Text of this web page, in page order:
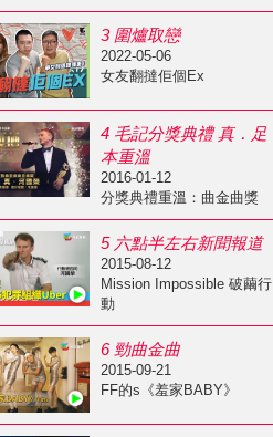
3 圍爐取戀
2022-05-06
女友翻撻佢個Ex
4 毛記分獎典禮 真．足
本重溫
2016-01-12
分獎典禮重溫：曲金曲獎
5 六點半左右新聞報道
2015-08-12
Mission Impossible 破繭行
動
6 勁曲金曲
2015-09-21
FF的s《羞家BABY》